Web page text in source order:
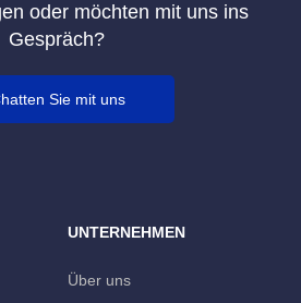
oder möchten mit uns ins
Gespräch?
Sie mit uns
UNTERNEHMEN
Über uns